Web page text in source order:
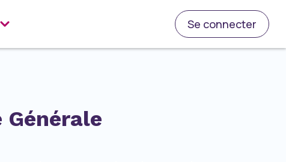
Se connecter